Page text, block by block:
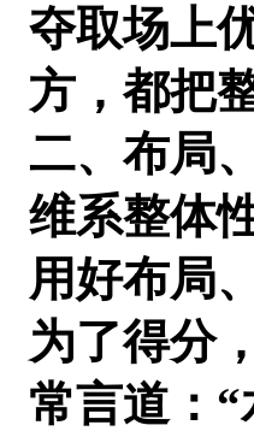
夺取场上
方，都把
二、布局
维系整体
用好布局
为了得分
常言道：